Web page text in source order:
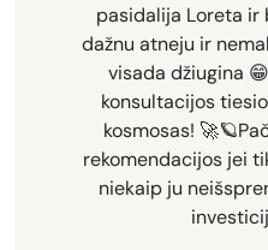
pasidalija Loreta ir
dažnu atneju ir
visada džiugina
konsultacijos
kosmosas!
rekomendacijos jei
niekaip ju